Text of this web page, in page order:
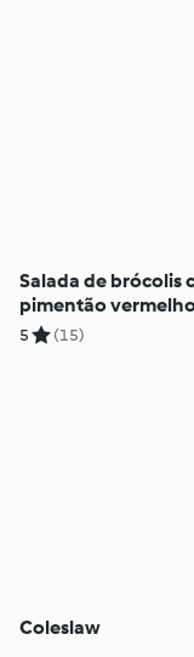
Salada de brócolis
pimentão
pinoli
5 (15)
Coleslaw